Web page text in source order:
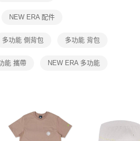
公司提供之「AFTEE先享後付」服務完成之交
司。
得法定代理人或監護人之同意方可使用
時，將依據個別帳號之用戶狀況，依本公司即
使用他人資訊註冊。若發現惡意使用之情形，
停止該用戶之使用額度並採取法律行動。
NEW ERA 配件
多功能 側背包 多功能 背包
能 攜帶 NEW ERA 多功能